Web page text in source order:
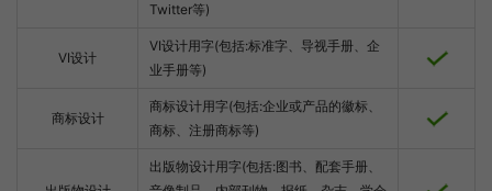
Twitter等)
VI设计
VI设计用字(包括:标准字、导视手册、企
业手册等)
商标设计
商标设计用字(包括:企业或产品的徽标、
商标、注册商标等)
出版物设计用字(包括:图书、配套手册、